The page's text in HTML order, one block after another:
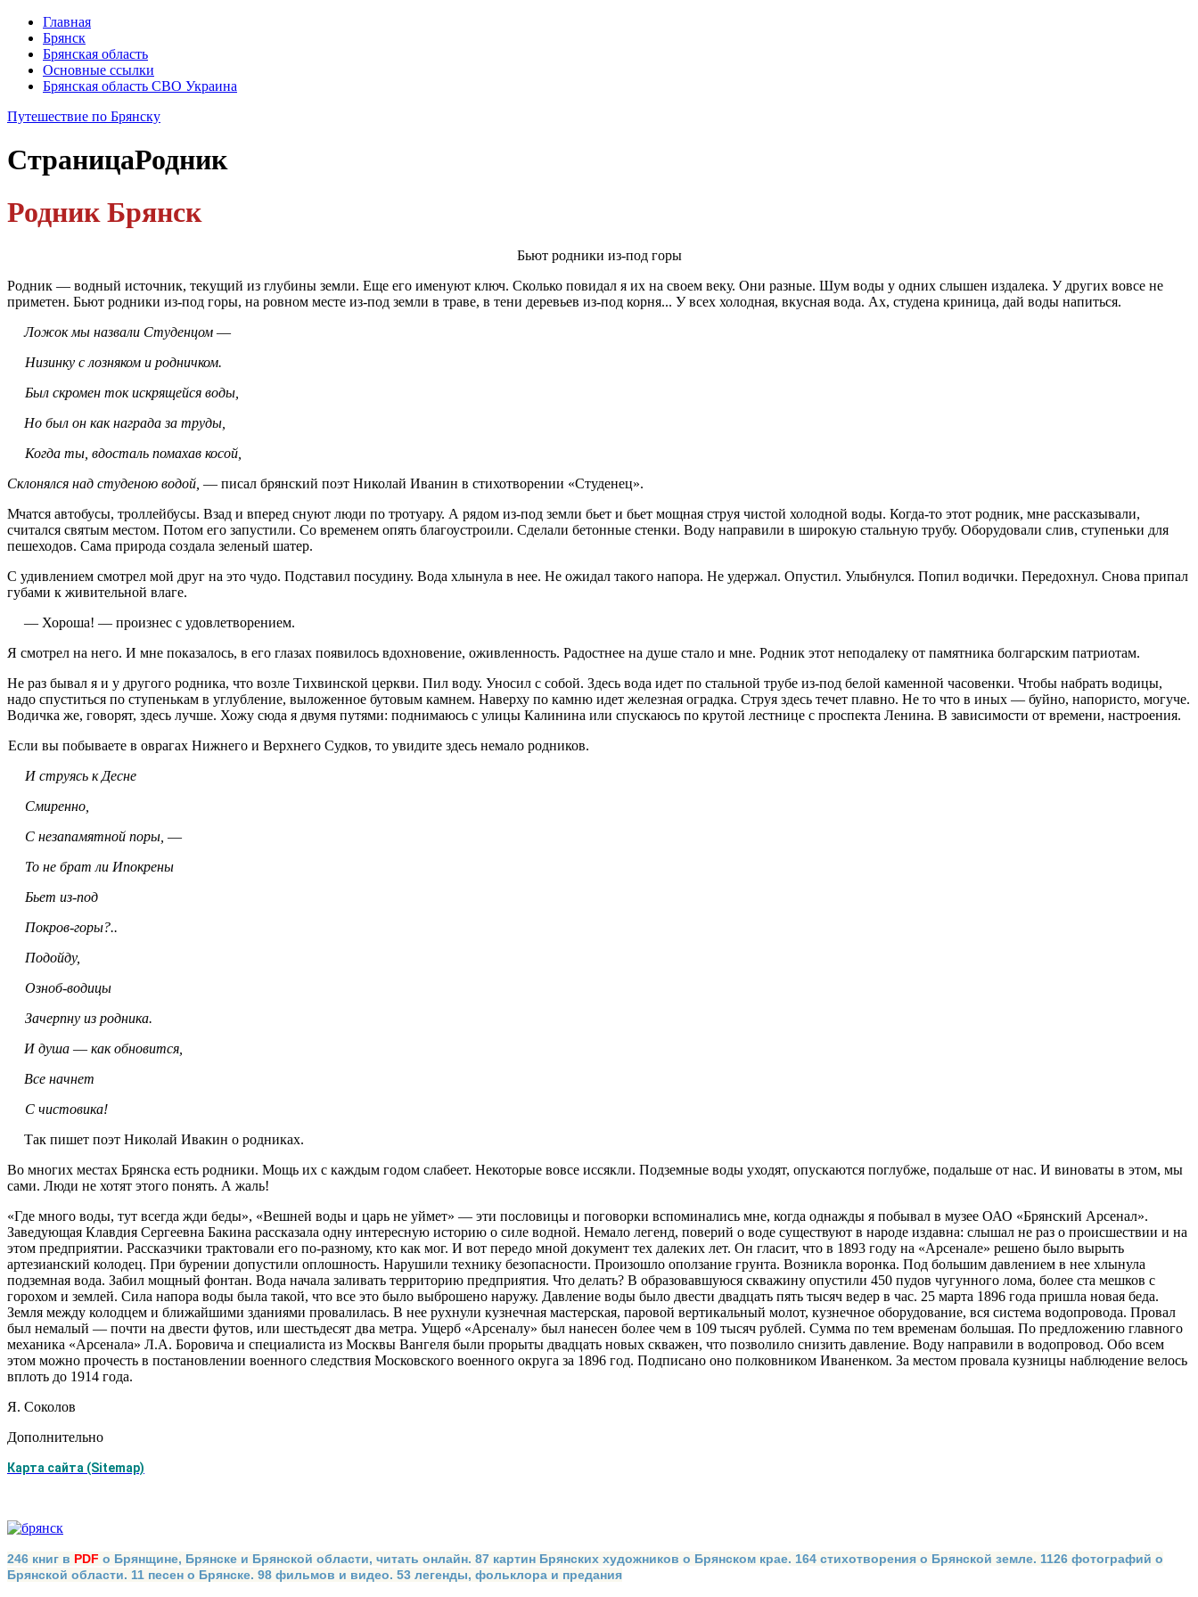
Главная
Брянск
Брянская область
Основные ссылки
Брянская область СВО Украина
Путешествие по Брянску
СтраницаРодник
Родник Брянск
Бьют родники из-под горы
Родник — водный источник, текущий из глубины земли. Еще его именуют ключ. Сколько повидал я их на своем веку. Они разные. Шум воды у одних слышен издалека. У других вовсе не
приметен. Бьют родники из-под горы, на ровном месте из-под земли в траве, в тени деревьев из-под корня... У всех холод­ная, вкусная вода. Ах, студена криница, дай воды напиться.
Ложок мы назвали Студенцом—
Низинку с лозняком и родничком.
Был скромен ток искрящейся воды,
Но был он как награда за труды,
Когда ты, вдосталь помахав косой,
Склонялся над студеною водой,— писал брянский поэт Николай Иванин в стихотворении «Студенец».
Мчатся автобусы, троллейбусы. Взад и вперед снуют люди по тротуару. А рядом из-под земли бьет и бьет мощная струя чистой холодной воды. Когда-то этот родник, мне рассказывали,
считался святым местом. Потом его запустили. Со временем опять благоустроили. Сделали бетонные стенки. Воду направили в широкую стальную трубу. Оборудовали слив, ступеньки для
пешеходов. Сама природа создала зеленый шатер.
С удивлением смотрел мой друг на это чудо. Подставил посудину. Вода хлы­нула в нее. Не ожидал такого напора. Не удержал. Опустил. Улыбнулся. Попил водички. Передохнул. Снова припал
губами к живительной влаге.
— Хороша! — произнес с удовлетворением.
Я смотрел на него. И мне показалось, в его глазах появилось вдохновение, оживленность. Радостнее на душе стало и мне. Родник этот неподалеку от па­мятника болгарским патриотам.
Не раз бывал я и у другого родника, что возле Тихвинской церкви. Пил воду. Уносил с собой. Здесь вода идет по стальной трубе из-под белой каменной ча­совенки. Чтобы набрать водицы,
надо спуститься по ступенькам в углубление, выложенное бутовым камнем. Наверху по камню идет железная оградка. Струя здесь течет плавно. Не то что в иных — буйно, напористо, могуче.
Водичка же, говорят, здесь лучше. Хожу сюда я двумя путями: поднимаюсь с улицы Кали­нина или спускаюсь по крутой лестнице с проспекта Ленина. В зависимости от времени, настроения.
Если вы побываете в оврагах Нижнего и Верхнего Судков, то увидите здесь немало родников.
И струясь к Десне
Смиренно,
С незапамятной поры,—
То не брат ли Ипокрены
Бьет из-под
Покров-горы?..
Подойду,
Озноб-водицы
Зачерпну из родника.
И душа—как обновится,
Все начнет
С чистовика!
Так пишет поэт Николай Ивакин о родниках.
Во многих местах Брянска есть родники. Мощь их с каждым годом слабеет. Некоторые вовсе иссякли. Подземные воды уходят, опускаются поглубже, по­дальше от нас. И виноваты в этом, мы
сами. Люди не хотят этого понять. А жаль!
«Где много воды, тут всегда жди беды», «Вешней воды и царь не уймет» — эти пословицы и поговорки вспоминались мне, когда однажды я побывал в музее ОАО «Брянский Арсенал».
Заведующая Клавдия Сергеевна Бакина рассказала одну интересную историю о силе водной. Немало легенд, поверий о воде су­ществуют в народе издавна: слышал не раз о происшествии и на
этом предпри­ятии. Рассказчики трактовали его по-разному, кто как мог. И вот передо мной документ тех далеких лет. Он гласит, что в 1893 году на «Арсенале» решено было вырыть
артезианский колодец. При бурении допустили оплошность. Нарушили технику безопасности. Произошло оползание грунта. Возникла во­ронка. Под большим давлением в нее хлынула
подземная вода. Забил мощный фонтан. Вода начала заливать территорию предприятия. Что делать? В образо­вавшуюся скважину опустили 450 пудов чугунного лома, более ста мешков с
горохом и землей. Сила напора воды была такой, что все это было выброшено наружу. Давление воды было двести двадцать пять тысяч ведер в час. 25 марта 1896 года пришла новая беда.
Земля между колодцем и ближайшими зданиями провалилась. В нее рухнули кузнечная мастерская, паровой вертикальный мо­лот, кузнечное оборудование, вся система водопровода. Провал
был немалый — почти на двести футов, или шестьдесят два метра. Ущерб «Арсеналу» был нанесен более чем в 109 тысяч рублей. Сумма по тем временам большая. По предложению главного
механика «Арсенала» Л.А. Боровича и специалиста из Москвы Вангеля были прорыты двадцать новых скважен, что позволило сни­зить давление. Воду направили в водопровод. Обо всем
этом можно прочесть в постановлении военного следствия Московского военного округа за 1896 год. Подписано оно полковником Иваненком. За местом провала кузницы наблюде­ние велось
вплоть до 1914 года.
Я. Соколов
Дополнительно
Карта сайта (Sitemap)
246 книг в PDF о Брянщине, Брянске и Брянской области, читать онлайн. 87 картин Брянских художников о Брянском крае. 164 стихотворения о Брянской земле. 1126 фотографий о
Брянской области. 11 песен о Брянске. 98 фильмов и видео. 53 легенды, фольклора и предания